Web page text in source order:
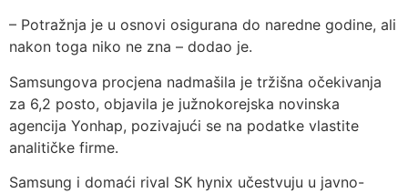
– Potražnja je u osnovi osigurana do naredne godine, ali
nakon toga niko ne zna – dodao je.
Samsungova procjena nadmašila je tržišna očekivanja
za 6,2 posto, objavila je južnokorejska novinska
agencija Yonhap, pozivajući se na podatke vlastite
analitičke firme.
Samsung i domaći rival SK hynix učestvuju u javno-